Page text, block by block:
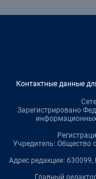
Контактные данные
Зарегистрировано
Учредитель: Общество
Адрес редакции: 630099,
Главный